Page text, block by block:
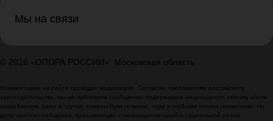
Мы на связи
© 2026 «ОПОРА РОССИИ»: Московская область
Комментарии на сайте проходят модерацию. Согласно требованиям российского
законодательства, мы не публикуем сообщения, содержащие нецензурную лексику и/или
оскорбления, даже в случае замены букв точками, тире и любыми иными символами. Не
допускаются сообщения, призывающие к межнациональной и социальной розни.